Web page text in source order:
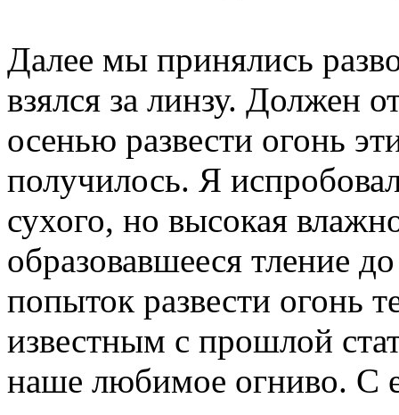
Далее мы принялись
взялся за линзу. Должен
осенью развести огонь
получилось. Я
сухого, но высокая
образовавшееся тление
попыток развести огонь
известным с прошлой
наше любимое огниво. С